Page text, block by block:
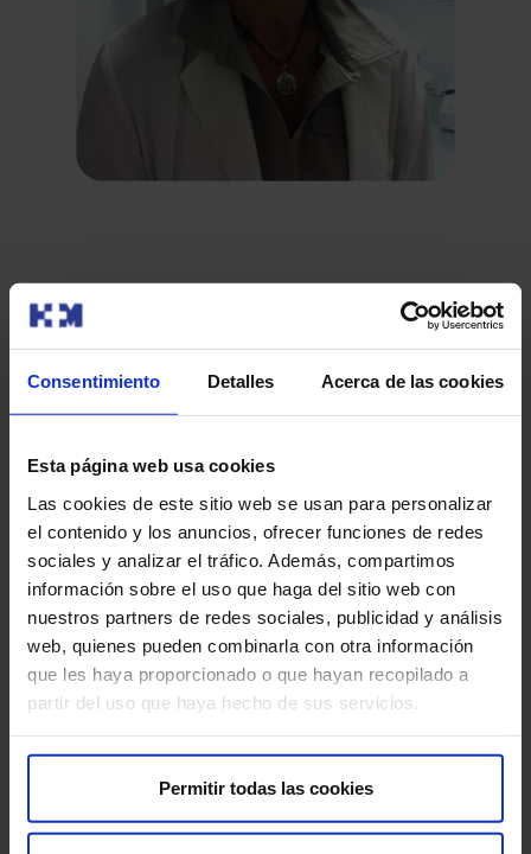
Consentimiento Detalles Acerca de las cookies
Esta página web usa cookies
Las cookies de este sitio web se usan para personalizar
el contenido y los anuncios, ofrecer funciones de redes
sociales y analizar el tráfico. Además, compartimos
información sobre el uso que haga del sitio web con
nuestros partners de redes sociales, publicidad y análisis
web, quienes pueden combinarla con otra información
que les haya proporcionado o que hayan recopilado a
partir del uso que haya hecho de sus servicios.
Permitir todas las cookies
Sobre nosotros
Quiénes somos​
Excelencia en calidad​
Trabaja con nosotros​
Rincón del accionista​
Sostenibilidad​
Canal interno de información​
Fundación HM Hospitales​